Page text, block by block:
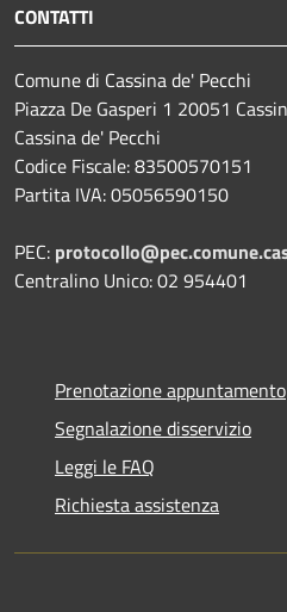
CONTATTI
Comune di Cassina de' Pecchi
Piazza De Gasperi 1 20051
Cassina de' Pecchi
Codice Fiscale: 83500570151
Partita IVA: 05056590150
PEC:
Centralino Unico: 02 954401
Prenotazione appuntamento
Segnalazione disservizio
Leggi le FAQ
Richiesta assistenza